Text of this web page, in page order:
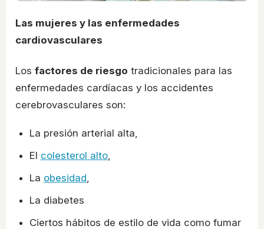
Las mujeres y las enfermedades
cardiovasculares
Los factores de riesgo tradicionales para las
enfermedades cardíacas y los accidentes
cerebrovasculares son:
La presión arterial alta,
El colesterol alto
La obesidad
La diabetes
Ciertos hábitos de estilo de vida como fumar